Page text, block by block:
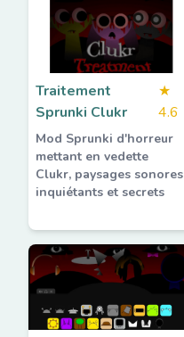
Traitement
Sprunki Clukr
★
4.6
Mod Sprunki d'horreur
mettant en vedette
Clukr, paysages sonores
inquiétants et secrets